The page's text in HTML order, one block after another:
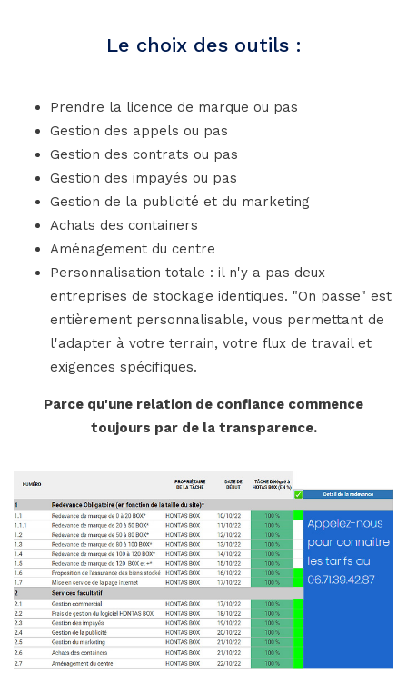
Le choix des outils :
Prendre la licence de marque ou pas
Gestion des appels ou pas
Gestion des contrats ou pas
Gestion des impayés ou pas
Gestion de la publicité et du marketing
Achats des containers
Aménagement du centre
Personnalisation totale : il n'y a pas deux
entreprises de stockage identiques. "On passe" est
entièrement personnalisable, vous permettant de
l'adapter à votre terrain, votre flux de travail et
exigences spécifiques.
Parce qu'une relation de confiance commence
toujours par de la transparence.